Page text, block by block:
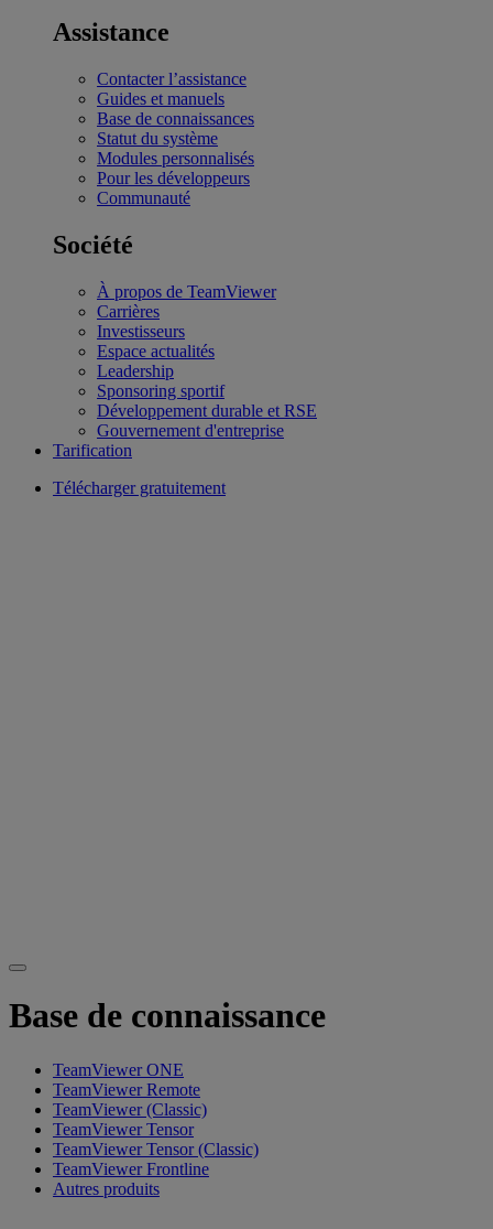
Assistance
Contacter l’assistance
Guides et manuels
Base de connaissances
Statut du système
Modules personnalisés
Pour les développeurs
Communauté
Société
À propos de TeamViewer
Carrières
Investisseurs
Espace actualités
Leadership
Sponsoring sportif
Développement durable et RSE
Gouvernement d'entreprise
Tarification
Télécharger gratuitement
Base de connaissance
TeamViewer ONE
TeamViewer Remote
TeamViewer (Classic)
TeamViewer Tensor
TeamViewer Tensor (Classic)
TeamViewer Frontline
Autres produits